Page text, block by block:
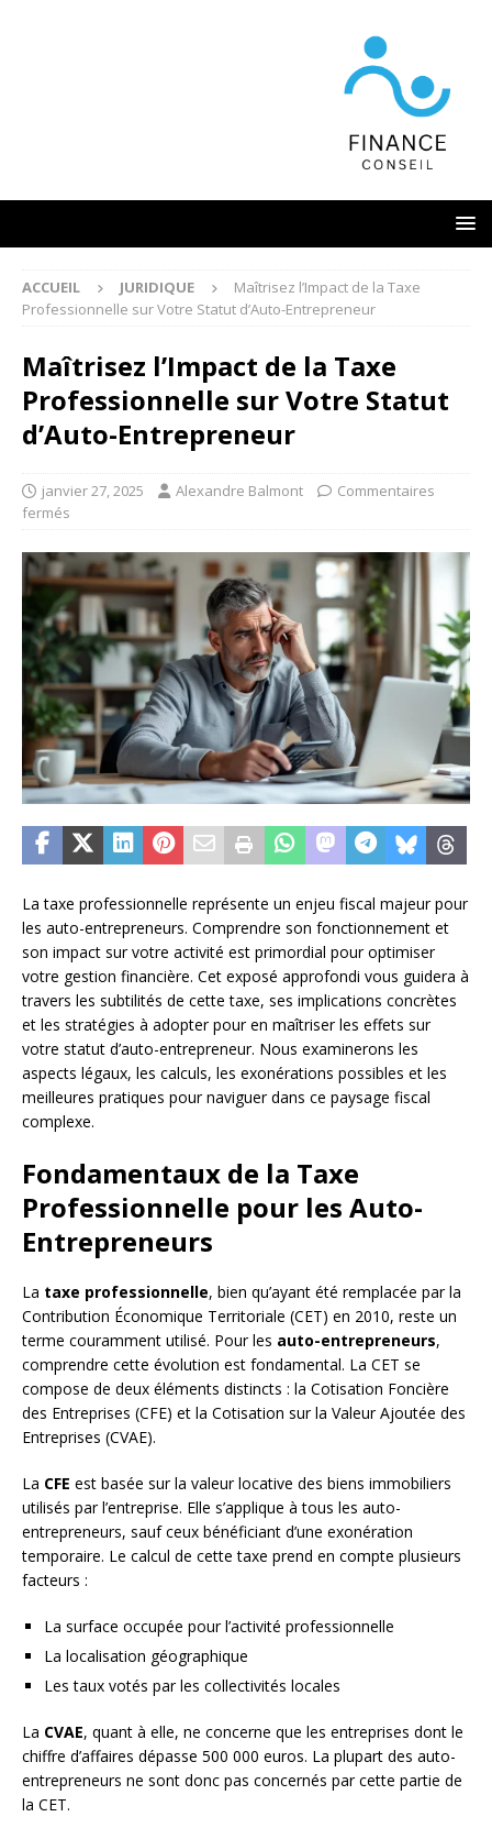
ACCUEIL JURIDIQUE
Maîtrisez l’Impact de la Taxe
Professionnelle sur Votre Statut d’Auto-Entrepreneur
Maîtrisez l’Impact de la Taxe
Professionnelle sur Votre Statut
d’Auto-Entrepreneur
janvier 27, 2025 Alexandre Balmont
Commentaires
fermés
La taxe professionnelle représente un enjeu fiscal majeur pour
les auto-entrepreneurs. Comprendre son fonctionnement et
son impact sur votre activité est primordial pour optimiser
votre gestion financière. Cet exposé approfondi vous guidera à
travers les subtilités de cette taxe, ses implications concrètes
et les stratégies à adopter pour en maîtriser les effets sur
votre statut d’auto-entrepreneur. Nous examinerons les
aspects légaux, les calculs, les exonérations possibles et les
meilleures pratiques pour naviguer dans ce paysage fiscal
complexe.
Fondamentaux de la Taxe
Professionnelle pour les Auto-
Entrepreneurs
La taxe professionnelle, bien qu’ayant été remplacée par la
Contribution Économique Territoriale (CET) en 2010, reste un
terme couramment utilisé. Pour les auto-entrepreneurs,
comprendre cette évolution est fondamental. La CET se
compose de deux éléments distincts : la Cotisation Foncière
des Entreprises (CFE) et la Cotisation sur la Valeur Ajoutée des
Entreprises (CVAE).
La CFE est basée sur la valeur locative des biens immobiliers
utilisés par l’entreprise. Elle s’applique à tous les auto-
entrepreneurs, sauf ceux bénéficiant d’une exonération
temporaire. Le calcul de cette taxe prend en compte plusieurs
facteurs :
La surface occupée pour l’activité professionnelle
La localisation géographique
Les taux votés par les collectivités locales
La CVAE, quant à elle, ne concerne que les entreprises dont le
chiffre d’affaires dépasse 500 000 euros. La plupart des auto-
entrepreneurs ne sont donc pas concernés par cette partie de
la CET.